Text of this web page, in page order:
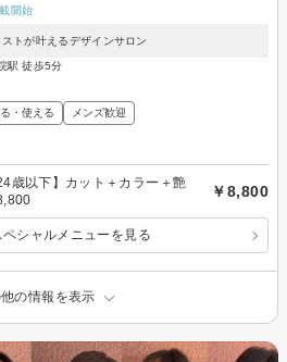
開始
トが叶えるデザインサロン
駅 徒歩5分
・使える メンズ歓迎
歳以下】カット＋カラー＋艶
￥8,800
シャルメニューを見る
の情報を表示